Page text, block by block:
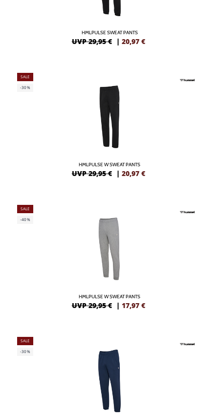
HMLPULSE SWEAT PANTS
UVP 29,95 € | 20,97 €
SALE
-30%
HMLPULSE W SWEAT PANTS
UVP 29,95 € | 20,97 €
SALE
-40%
HMLPULSE W SWEAT PANTS
UVP 29,95 € | 17,97 €
SALE
-30%